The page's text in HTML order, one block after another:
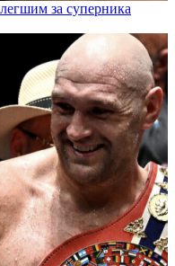
за суперника